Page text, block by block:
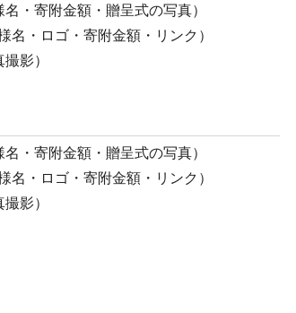
・寄附金額・贈呈式の写真）
名・ロゴ・寄附金額・リンク）
影）
・寄附金額・贈呈式の写真）
名・ロゴ・寄附金額・リンク）
影）